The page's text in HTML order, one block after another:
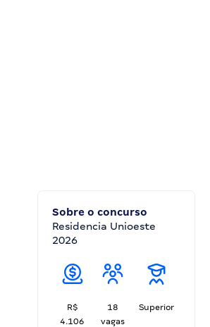
Sobre o concurso
Residencia Unioeste
2026
R$
4.106
18
vagas
Superior